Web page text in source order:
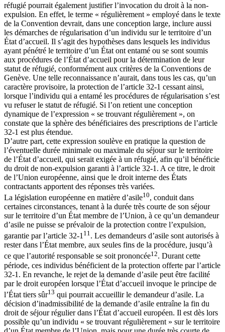
réfugié pourrait également justifier l’invocation du droit à la non-
expulsion. En effet, le terme « régulièrement » employé dans le texte
de la Convention devrait, dans une conception large, inclure aussi
les démarches de régularisation d’un individu sur le territoire d’un
État d’accueil. Il s’agit des hypothèses dans lesquels les individus
ayant pénétré le territoire d’un État ont entamé ou se sont soumis
aux procédures de l’État d’accueil pour la détermination de leur
statut de réfugié, conformément aux critères de la Conventions de
Genève. Une telle reconnaissance n’aurait, dans tous les cas, qu’un
caractère provisoire, la protection de l’article 32-1 cessant ainsi,
lorsque l’individu qui a entamé les procédures de régularisation s’est
vu refuser le statut de réfugié. Si l’on retient une conception
dynamique de l’expression « se trouvant régulièrement », on
constate que la sphère des bénéficiaires des prescriptions de l’article
32-1 est plus étendue.
D’autre part, cette expression soulève en pratique la question de
l’éventuelle durée minimale ou maximale du séjour sur le territoire
de l’État d’accueil, qui serait exigée à un réfugié, afin qu’il bénéficie
du droit de non-expulsion garanti à l’article 32-1. A ce titre, le droit
de l’Union européenne, ainsi que le droit interne des États
contractants apportent des réponses très variées.
La législation européenne en matière d’asile10, conduit dans
certaines circonstances, tenant à la durée très courte de son séjour
sur le territoire d’un État membre de l’Union, à ce qu’un demandeur
d’asile ne puisse se prévaloir de la protection contre l’expulsion,
garantie par l’article 32-1 11. Les demandeurs d’asile sont autorisés à
rester dans l’État membre, aux seules fins de la procédure, jusqu’à
ce que l’autorité responsable se soit prononcée12. Durant cette
période, ces individus bénéficient de la protection offerte par l’article
32-1. En revanche, le rejet de la demande d’asile peut être facilité
par le droit européen lorsque l’État d’accueil invoque le principe de
l’État tiers sûr13 qui pourrait accueillir le demandeur d’asile. La
décision d’inadmissibilité de la demande d’asile entraîne la fin du
droit de séjour régulier dans l’État d’accueil européen. Il est dès lors
possible qu’un individu « se trouvant régulièrement » sur le territoire